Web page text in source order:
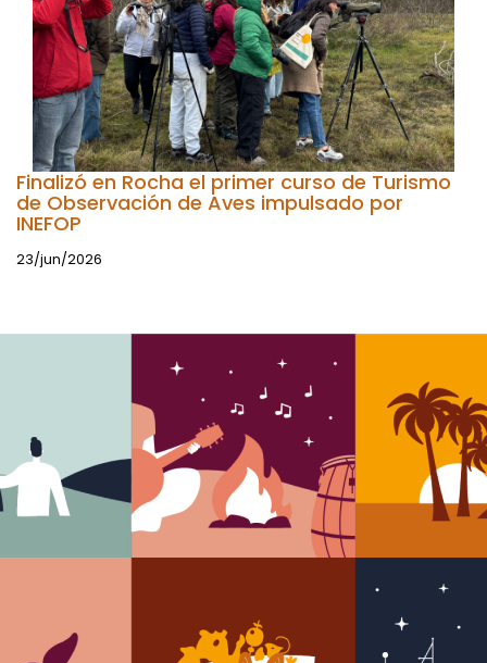
Finalizó en Rocha el primer curso de Turismo
de Observación de Aves impulsado por
INEFOP
23/jun/2026